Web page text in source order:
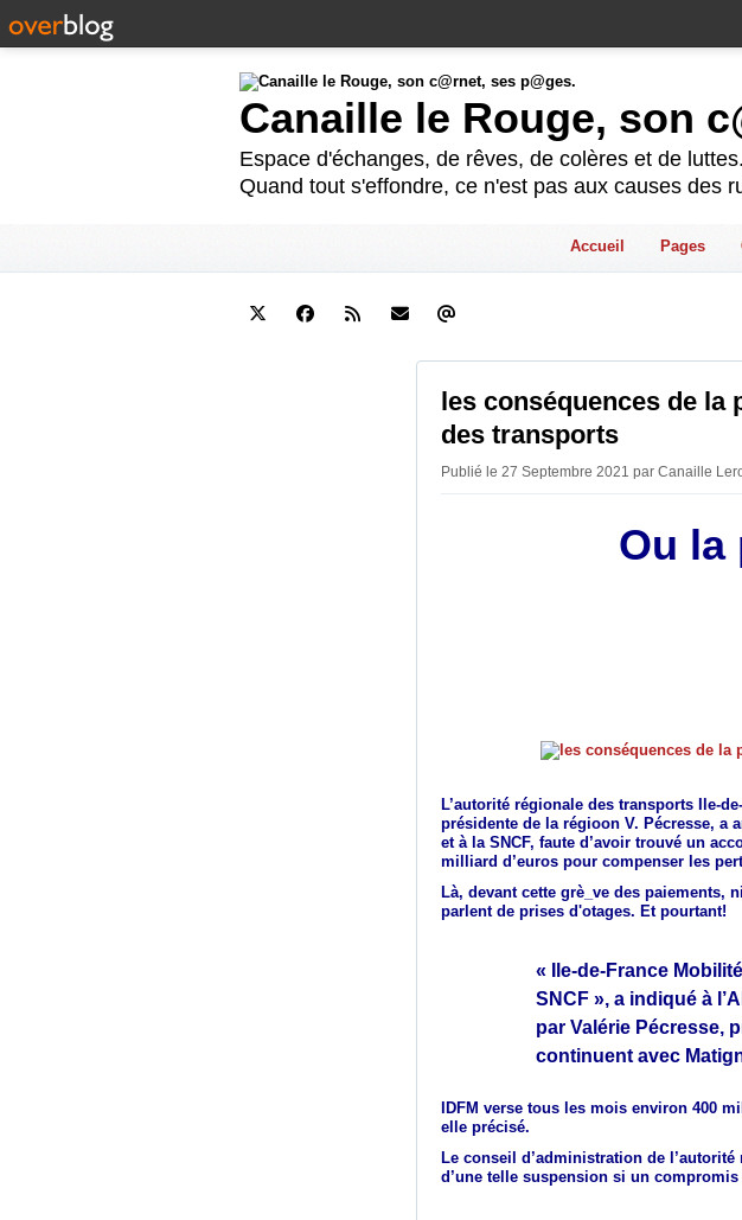
Canaille le Rouge, son
Espace d'échanges, de rêves, de colères et de
Quand tout s'effondre, ce n'est pas aux causes des
Accueil Pages
les conséquences de
des transports
Publié le 27 Septembre 2021 par Canaille
Ou la
L’autorité régionale des transports Ile-
présidente de la régioon V. Pécresse, a
et à la SNCF, faute d’avoir trouvé un
milliard d’euros pour compenser les
Là, devant cette grè_ve des
parlent de prises d'otages. Et pourtant!
« Ile-de-France
SNCF », a indiqué à
par Valérie Pécresse,
continuent avec
IDFM verse tous les mois environ 400
elle précisé.
Le conseil d’administration de
d’une telle suspension si un